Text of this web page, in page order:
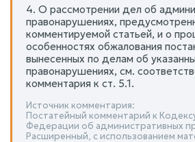
4. О рассмотрении дел об
правонарушениях,
комментируемой статьей, и о
особенностях обжалования
вынесенных по делам об
правонарушениях, см.
комментария к ст. 5.1.
Источник комментария:
Постатейный комментарий к
Федерации об административных
Расширенный, с использованием